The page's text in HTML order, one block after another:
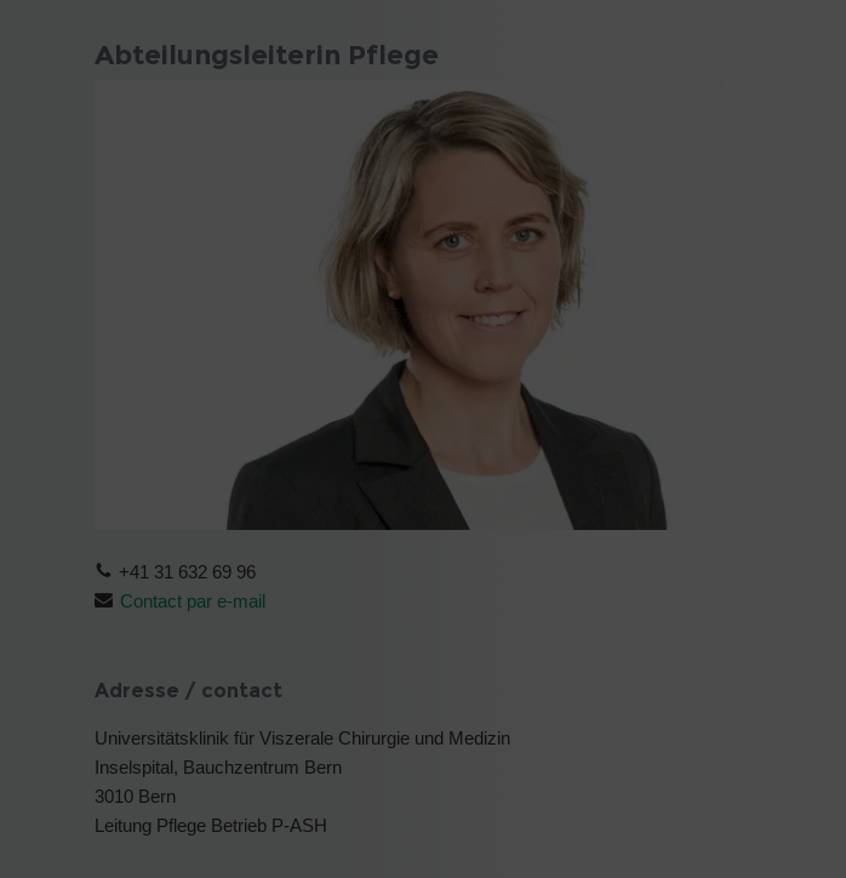
Abteilungsleiterin Pflege
+41 31 632 69 96
Contact par e-mail
Adresse / contact
Universitätsklinik für Viszerale Chirurgie und Medizin
Inselspital, Bauchzentrum Bern
3010 Bern
Leitung Pflege Betrieb P-ASH